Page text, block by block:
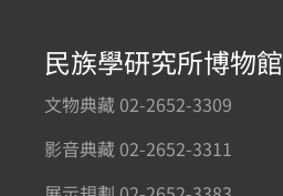
民族學研究所博物館
文物典藏 02-2652-3309
影音典藏 02-2652-3311